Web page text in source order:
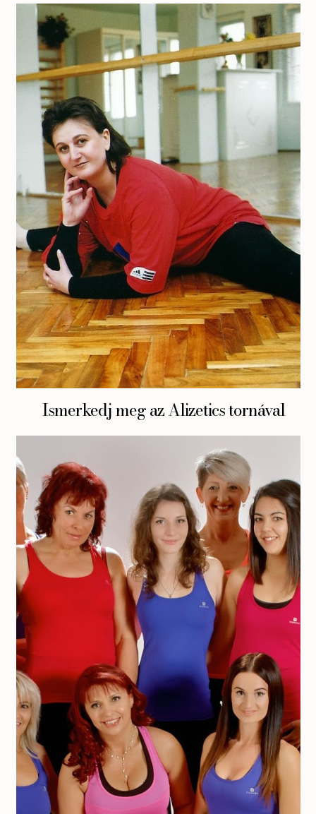
Ismerkedj meg az Alizetics tornával